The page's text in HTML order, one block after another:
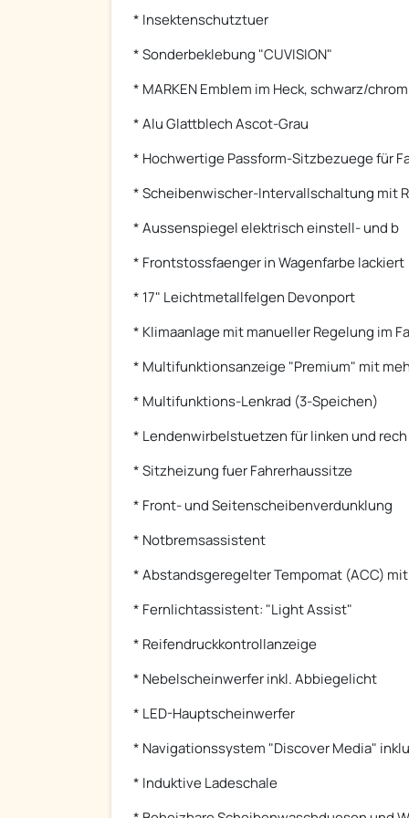
* Insektenschutztuer
* Sonderbeklebung "CUVISION"
* MARKEN Emblem im Heck, schwarz/chrom
* Alu Glattblech Ascot-Grau
* Hochwertige Passform-Sitzbezuege für
* Scheibenwischer-Intervallschaltung mit R
* Aussenspiegel elektrisch einstell- und b
* Frontstossfaenger in Wagenfarbe lackiert
* 17" Leichtmetallfelgen Devonport
* Klimaanlage mit manueller Regelung im Fa
* Multifunktionsanzeige "Premium" mit
* Multifunktions-Lenkrad (3-Speichen)
* Lendenwirbelstuetzen für linken und rech
* Sitzheizung fuer Fahrerhaussitze
* Front- und Seitenscheibenverdunklung
* Notbremsassistent
* Abstandsgeregelter Tempomat (ACC)
* Fernlichtassistent: "Light Assist"
* Reifendruckkontrollanzeige
* Nebelscheinwerfer inkl. Abbiegelicht
* LED-Hauptscheinwerfer
* Navigationssystem "Discover Media" inklu
* Induktive Ladeschale